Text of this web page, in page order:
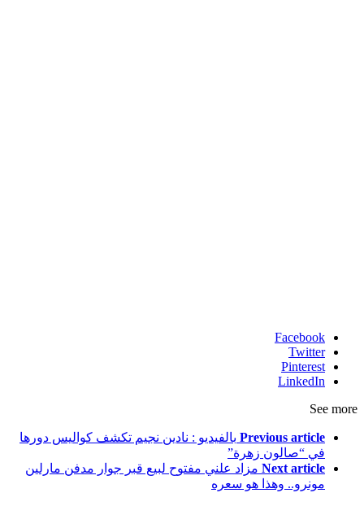
Facebook
Twitter
Pinterest
LinkedIn
See more
Previous article بالفيديو : نادين نجيم تكشف كواليس دورها
في “صالون زهرة”
Next article مزاد علني مفتوح لبيع قبر جوار مدفن مارلين
مونرو.. وهذا هو سعره